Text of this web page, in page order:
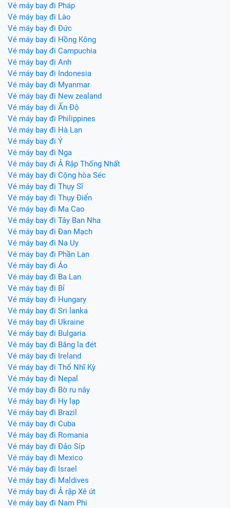
Vé máy bay đi Pháp
Vé máy bay đi Lào
Vé máy bay đi Đức
Vé máy bay đi Hồng Kông
Vé máy bay đi Campuchia
Vé máy bay đi Anh
Vé máy bay đi Indonesia
Vé máy bay đi Myanmar
Vé máy bay đi New zealand
Vé máy bay đi Ấn Độ
Vé máy bay đi Philippines
Vé máy bay đi Hà Lan
Vé máy bay đi Ý
Vé máy bay đi Nga
Vé máy bay đi Ả Rập Thống Nhất
Vé máy bay đi Cộng hòa Séc
Vé máy bay đi Thụy Sĩ
Vé máy bay đi Thụy Điển
Vé máy bay đi Ma Cao
Vé máy bay đi Tây Ban Nha
Vé máy bay đi Đan Mạch
Vé máy bay đi Na Uy
Vé máy bay đi Phần Lan
Vé máy bay đi Áo
Vé máy bay đi Ba Lan
Vé máy bay đi Bỉ
Vé máy bay đi Hungary
Vé máy bay đi Sri lanka
Vé máy bay đi Ukraine
Vé máy bay đi Bulgaria
Vé máy bay đi Băng la đét
Vé máy bay đi Ireland
Vé máy bay đi Thổ Nhĩ Kỳ
Vé máy bay đi Nepal
Vé máy bay đi Bờ ru nây
Vé máy bay đi Hy lạp
Vé máy bay đi Brazil
Vé máy bay đi Cuba
Vé máy bay đi Romania
Vé máy bay đi Đảo Síp
Vé máy bay đi Mexico
Vé máy bay đi Israel
Vé máy bay đi Maldives
Vé máy bay đi Ả rập Xê út
Vé máy bay đi Nam Phi